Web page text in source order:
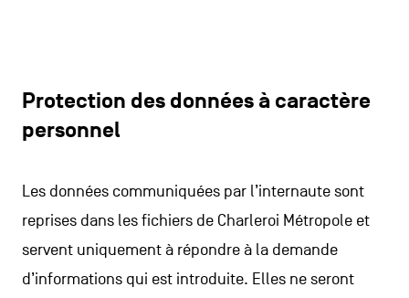
Protection des données à caractère
personnel
Les données communiquées par l’internaute sont
reprises dans les fichiers de Charleroi Métropole et
servent uniquement à répondre à la demande
d’informations qui est introduite. Elles ne seront